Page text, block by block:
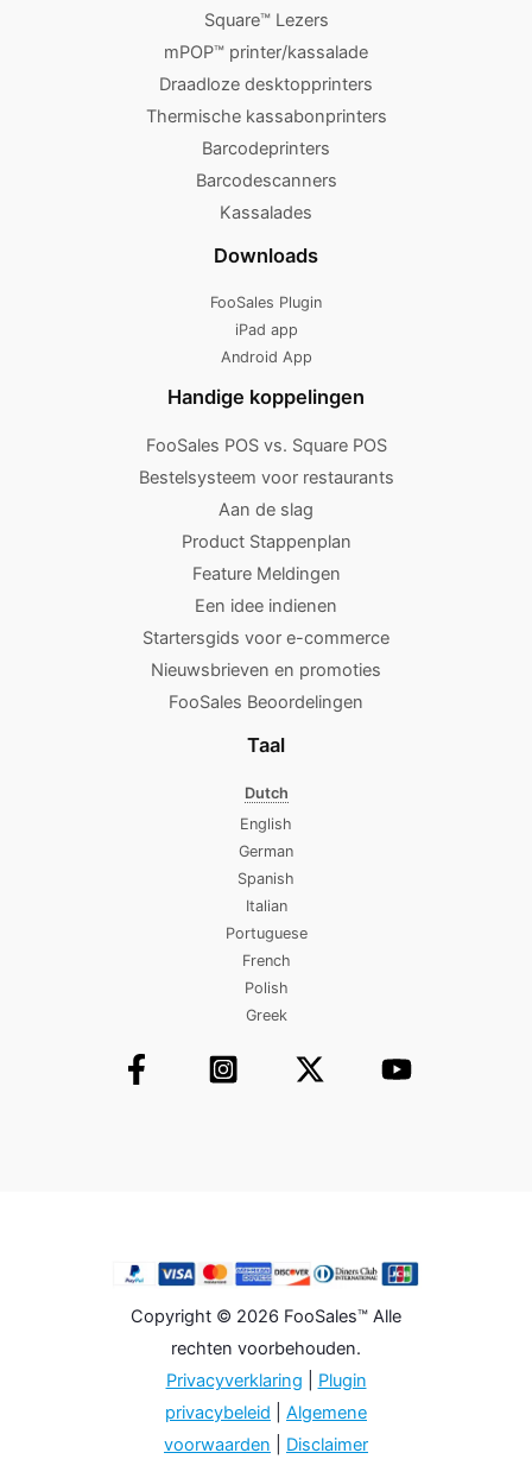
Square™ Lezers
mPOP™ printer/kassalade
Draadloze desktopprinters
Thermische kassabonprinters
Barcodeprinters
Barcodescanners
Kassalades
Downloads
FooSales Plugin
iPad app
Android App
Handige koppelingen
FooSales POS vs. Square POS
Bestelsysteem voor restaurants
Aan de slag
Product Stappenplan
Feature Meldingen
Een idee indienen
Startersgids voor e-commerce
Nieuwsbrieven en promoties
FooSales Beoordelingen
Taal
Dutch
English
German
Spanish
Italian
Portuguese
French
Polish
Greek
Copyright © 2026 FooSales™ Alle
rechten voorbehouden.
Privacyverklaring
Plugin
privacybeleid
Algemene
voorwaarden
Disclaimer